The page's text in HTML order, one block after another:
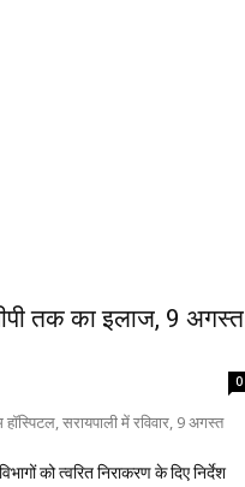
तक का इलाज, 9 अगस्त
0
सरायपाली में रविवार, 9 अगस्त
को त्वरित निराकरण के दिए निर्देश